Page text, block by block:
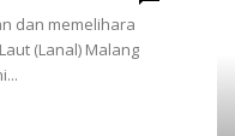
dan memelihara
(Lanal) Malang